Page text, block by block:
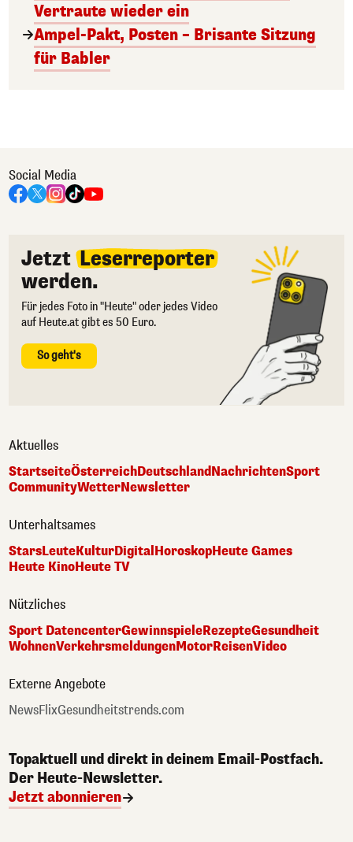
Vertraute wieder ein
Ampel-Pakt, Posten – Brisante Sitzung
für Babler
Social Media
Jetzt Leserreporter
werden.
Für jedes Foto in "Heute" oder jedes Video
auf Heute.at gibt es 50 Euro.
So geht's
Aktuelles
StartseiteÖsterreichDeutschlandNachrichtenSport
CommunityWetterNewsletter
Unterhaltsames
StarsLeuteKulturDigital HoroskopHeute Games
Heute KinoHeute TV
Nützliches
Sport DatencenterGewinnspieleRezepteGesundheit
WohnenVerkehrsmeldungenMotorReisenVideo
Externe Angebote
NewsFlixGesundheitstrends.com
Topaktuell und direkt in deinem Email-Postfach.
Der Heute-Newsletter.
Jetzt abonnieren